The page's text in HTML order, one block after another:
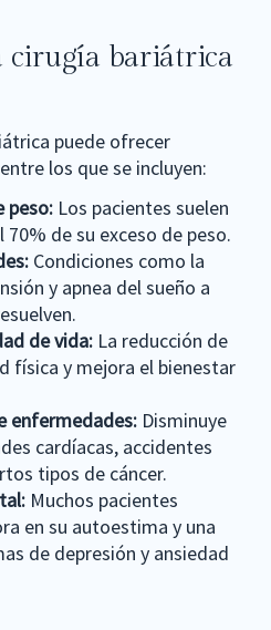
cirugía bariátrica
puede ofrecer
los que se incluyen:
peso: Los pacientes suelen
de su exceso de peso.
Condiciones como la
y apnea del sueño a
de vida: La reducción de
física y mejora el bienestar
enfermedades: Disminuye
cardíacas, accidentes
tipos de cáncer.
Muchos pacientes
en su autoestima y una
de depresión y ansiedad